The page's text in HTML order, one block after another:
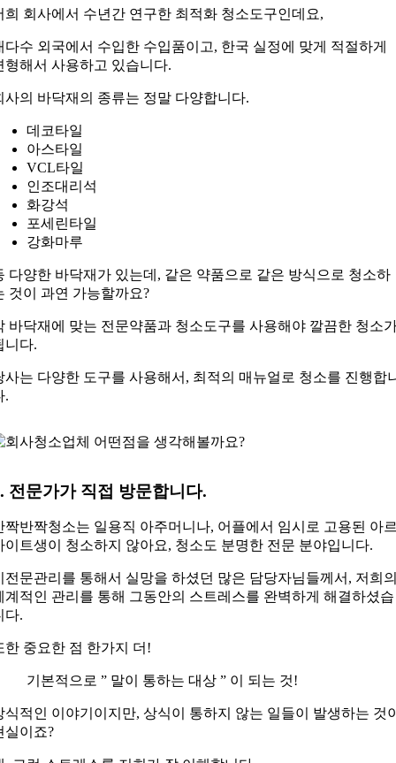
희 회사에서 수년간 연구한 최적화 청소도구인데요,
다수 외국에서 수입한 수입품이고, 한국 실정에 맞게 적절하게
형해서 사용하고 있습니다.
사의 바닥재의 종류는 정말 다양합니다.
데코타일
아스타일
VCL타일
인조대리석
화강석
포세린타일
강화마루
다양한 바닥재가 있는데, 같은 약품으로 같은 방식으로 청소하
것이 과연 가능할까요?
바닥재에 맞는 전문약품과 청소도구를 사용해야 깔끔한 청소
니다.
사는 다양한 도구를 사용해서, 최적의 매뉴얼로 청소를 진행합
.
전문가가 직접 방문합니다.
짝반짝청소는 일용직 아주머니나, 어플에서 임시로 고용된 아
이트생이 청소하지 않아요, 청소도 분명한 전문 분야입니다.
전문관리를 통해서 실망을 하셨던 많은 담당자님들께서, 저희
계적인 관리를 통해 그동안의 스트레스를 완벽하게 해결하셨습
다.
한 중요한 점 한가지 더!
기본적으로 ” 말이 통하는 대상 ” 이 되는 것!
식적인 이야기이지만, 상식이 통하지 않는 일들이 발생하는 것
실이죠?